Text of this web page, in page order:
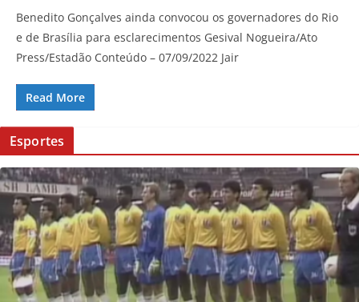
Benedito Gonçalves ainda convocou os governadores do Rio
e de Brasília para esclarecimentos Gesival Nogueira/Ato
Press/Estadão Conteúdo – 07/09/2022 Jair
Read More
Esportes